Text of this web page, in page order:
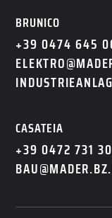
BRUNICO
+39 0474 645
CASATEIA
+39 0472 731